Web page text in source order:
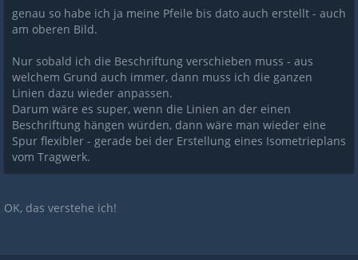
genau so habe ich ja meine Pfeile bis dato auch erstellt - auch
am oberen Bild.
Nur sobald ich die Beschriftung verschieben muss - aus
welchem Grund auch immer, dann muss ich die ganzen
Linien dazu wieder anpassen.
Darum wäre es super, wenn die Linien an der einen
Beschriftung hängen würden, dann wäre man wieder eine
Spur flexibler - gerade bei der Erstellung eines Isometrieplans
vom Tragwerk.
OK, das verstehe ich!